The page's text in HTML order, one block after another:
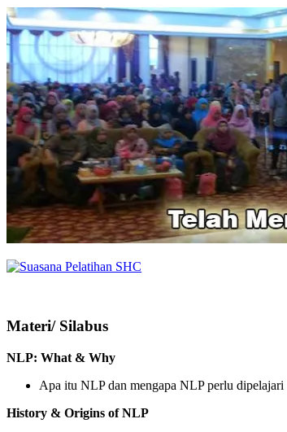
Materi/ Silabus
NLP: What & Why
Apa itu NLP dan mengapa NLP perlu dipelajari
History & Origins of NLP